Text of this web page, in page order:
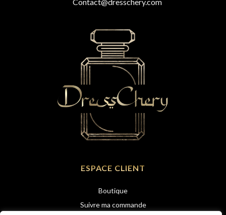
ESPACE CLIENT
Boutique
Suivre ma commande